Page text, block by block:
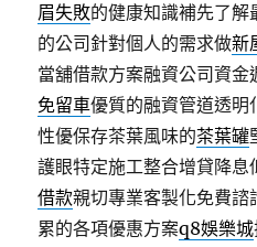
眉失敗的健康知識補先了解
的公司針對個人的需求做新
當舖借款方案融資公司資
免留車優質的融資管道透明
性優保存茶葉風味的茶葉罐
護眼特定施工整合增貸降息
借款親切專業客製化免費諮
累的各項優惠方案q8娛樂城